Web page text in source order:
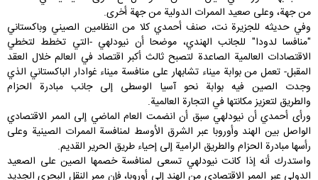
من جهة، وعلى صعيد الممرات الدولية من جهة أخرى.
وفي حديثه للجزيرة نت، صنف أحمدي كلا من النظامين الصيني وباكستاني
"منافسا لدودا" للجانب الهندي، موضحا أن نيودلهي -التي تخطط لتخطي
الاقتصادات العالمية الصاعدة لتصبح ثالث أكبر اقتصاد في العالم خلال العقد
المقبل- تعمل من بوابة ميناء تشابهار على منافسة ميناء غوادار الباكستاني الذي
وجدت الصين فيه بوابة نحو آسيا الوسطى إلى جانب مبادرة الحزام
والطريق لتعزيز مكانتها في التجارة العالمية.
ورأى أحمدي أن نيودلهي سبق أن انضمت العام الماضي إلى الممر الاقتصادي
الواصل بين الهند وأوروبا عبر الشرق الأوسط لمنافسة الممرات الصينية وعلى
رأسها مبادرة الحزام والطريق الرامية إلى إحياء طريق الحرير القديم.
واستدرك أنه إذا كانت نيودلهي تسعى لمنافسة خصمها الصين على الصعيد
الدولي عبر الممر الاقتصادي من الهند إلى أوروبا، فإن ممر النقل البحري الجديد